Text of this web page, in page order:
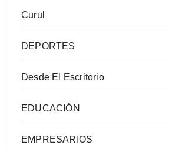
Curul
DEPORTES
Desde El Escritorio
EDUCACIÓN
EMPRESARIOS